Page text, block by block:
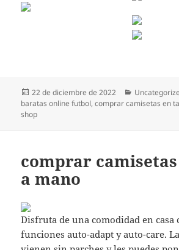
Publicado
el
22 de diciembre de 2022 Categorías
baratas online futbol,comprar camisetas en
shop
comprar
a mano
Disfruta de una comodidad en casa
funciones auto-adapt y auto-care.